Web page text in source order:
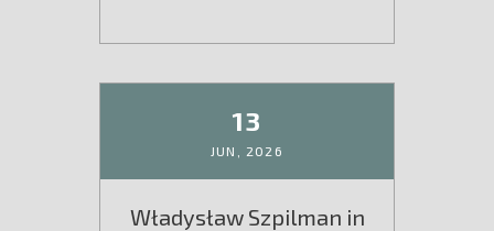
13
JUN, 2026
Władysław Szpilman in